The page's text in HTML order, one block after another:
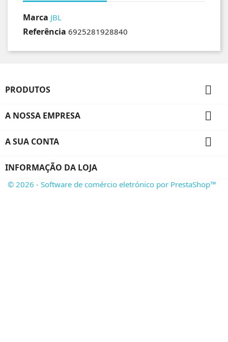
Marca JBL
Referência 6925281928840
PRODUTOS 
A NOSSA EMPRESA 
A SUA CONTA 
INFORMAÇÃO DA LOJA
© 2026 - Software de comércio eletrónico por PrestaShop™